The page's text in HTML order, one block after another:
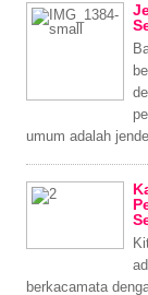
umum adalah
berkacamata